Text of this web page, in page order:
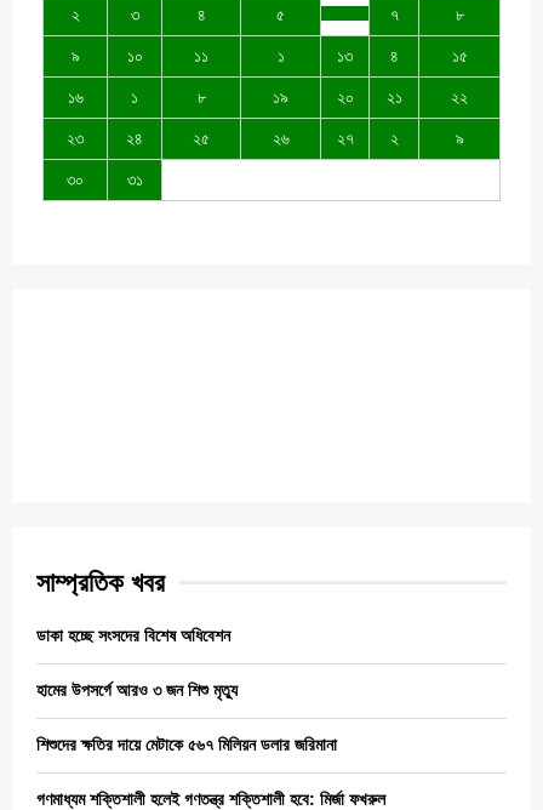
২ ৩ ৪ ৫ ৭ ৮
৯ ১০ ১১ ১ ১৩ ৪ ১৫
১৬ ১ ৮ ১৯ ২০ ২১ ২২
২৩ ২৪ ২৫ ২৬ ২৭ ২ ৯
৩০ ৩১
সাম্প্রতিক খবর
ডাকা হচ্ছে সংসদের বিশেষ অধিবেশন
হামের উপসর্গে আরও ৩ জন শিশু মৃত্যু
শিশুদের ক্ষতির দায়ে মেটাকে ৫৬৭ মিলিয়ন ডলার জরিমানা
গণমাধ্যম শক্তিশালী হলেই গণতন্ত্র শক্তিশালী হবে: মির্জা ফখরুল